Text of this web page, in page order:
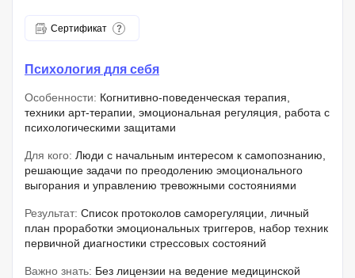
Сертификат
Психология для себя
Особенности: Когнитивно-поведенческая терапия,
техники арт-терапии, эмоциональная регуляция, работа с
психологическими защитами
Для кого: Люди с начальным интересом к самопознанию,
решающие задачи по преодолению эмоционального
выгорания и управлению тревожными состояниями
Результат: Список протоколов саморегуляции, личный
план проработки эмоциональных триггеров, набор техник
первичной диагностики стрессовых состояний
Важно знать: Без лицензии на ведение медицинской